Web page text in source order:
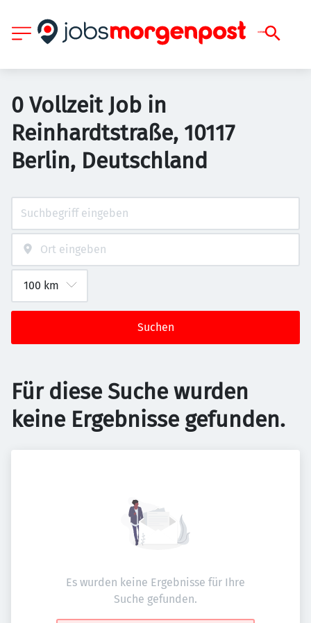
0 Vollzeit Job in
Reinhardtstraße, 10117
Berlin, Deutschland
Suchen
Für diese Suche wurden
keine Ergebnisse gefunden.
Es wurden keine Ergebnisse für Ihre
Suche gefunden.